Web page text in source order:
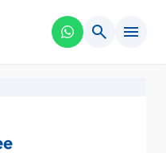
search menu